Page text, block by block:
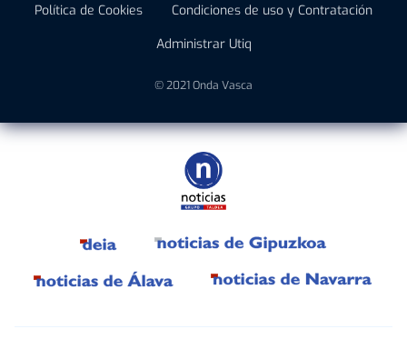
Política de Cookies
Condiciones de uso y Contratación
Administrar Utiq
© 2021 Onda Vasca